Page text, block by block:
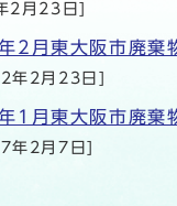
2月23日]
2月東大阪市廃棄
年2月23日]
1月東大阪市廃棄
年2月7日]